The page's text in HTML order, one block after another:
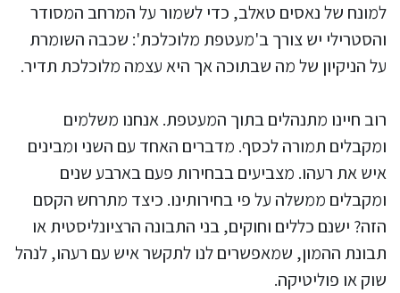
למונח של נאסים טאלב, כדי לשמור על המרחב המסודר
והסטרילי יש צורך ב'מעטפת מלוכלכת': שכבה השומרת
על הניקיון של מה שבתוכה אך היא עצמה מלוכלכת תדיר.
רוב חיינו מתנהלים בתוך המעטפת. אנחנו משלמים
ומקבלים תמורה לכסף. מדברים האחד עם השני ומבינים
איש את רעהו. מצביעים בבחירות פעם בארבע שנים
ומקבלים ממשלה על פי בחירותינו. כיצד מתרחש הקסם
הזה? ישנם כללים וחוקים, בני התבונה הרציונליסטית או
תבונת ההמון, שמאפשרים לנו לתקשר איש עם רעהו, לנהל
שוק או פוליטיקה.